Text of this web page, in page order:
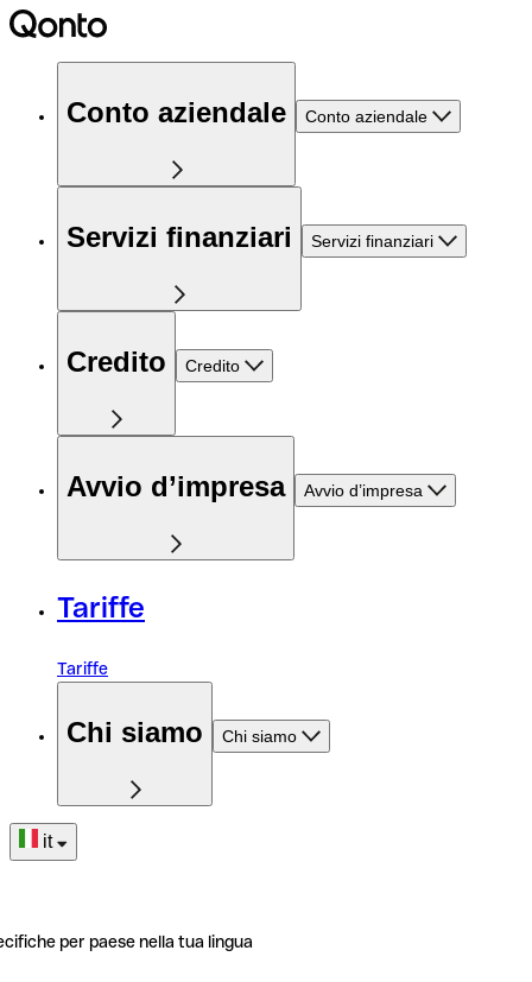
Conto aziendale Conto aziendale
Servizi finanziari Servizi finanziari
Credito Credito
Avvio d’impresa Avvio d’impresa
Tariffe
Tariffe
Chi siamo Chi siamo
it
per paese nella tua lingua